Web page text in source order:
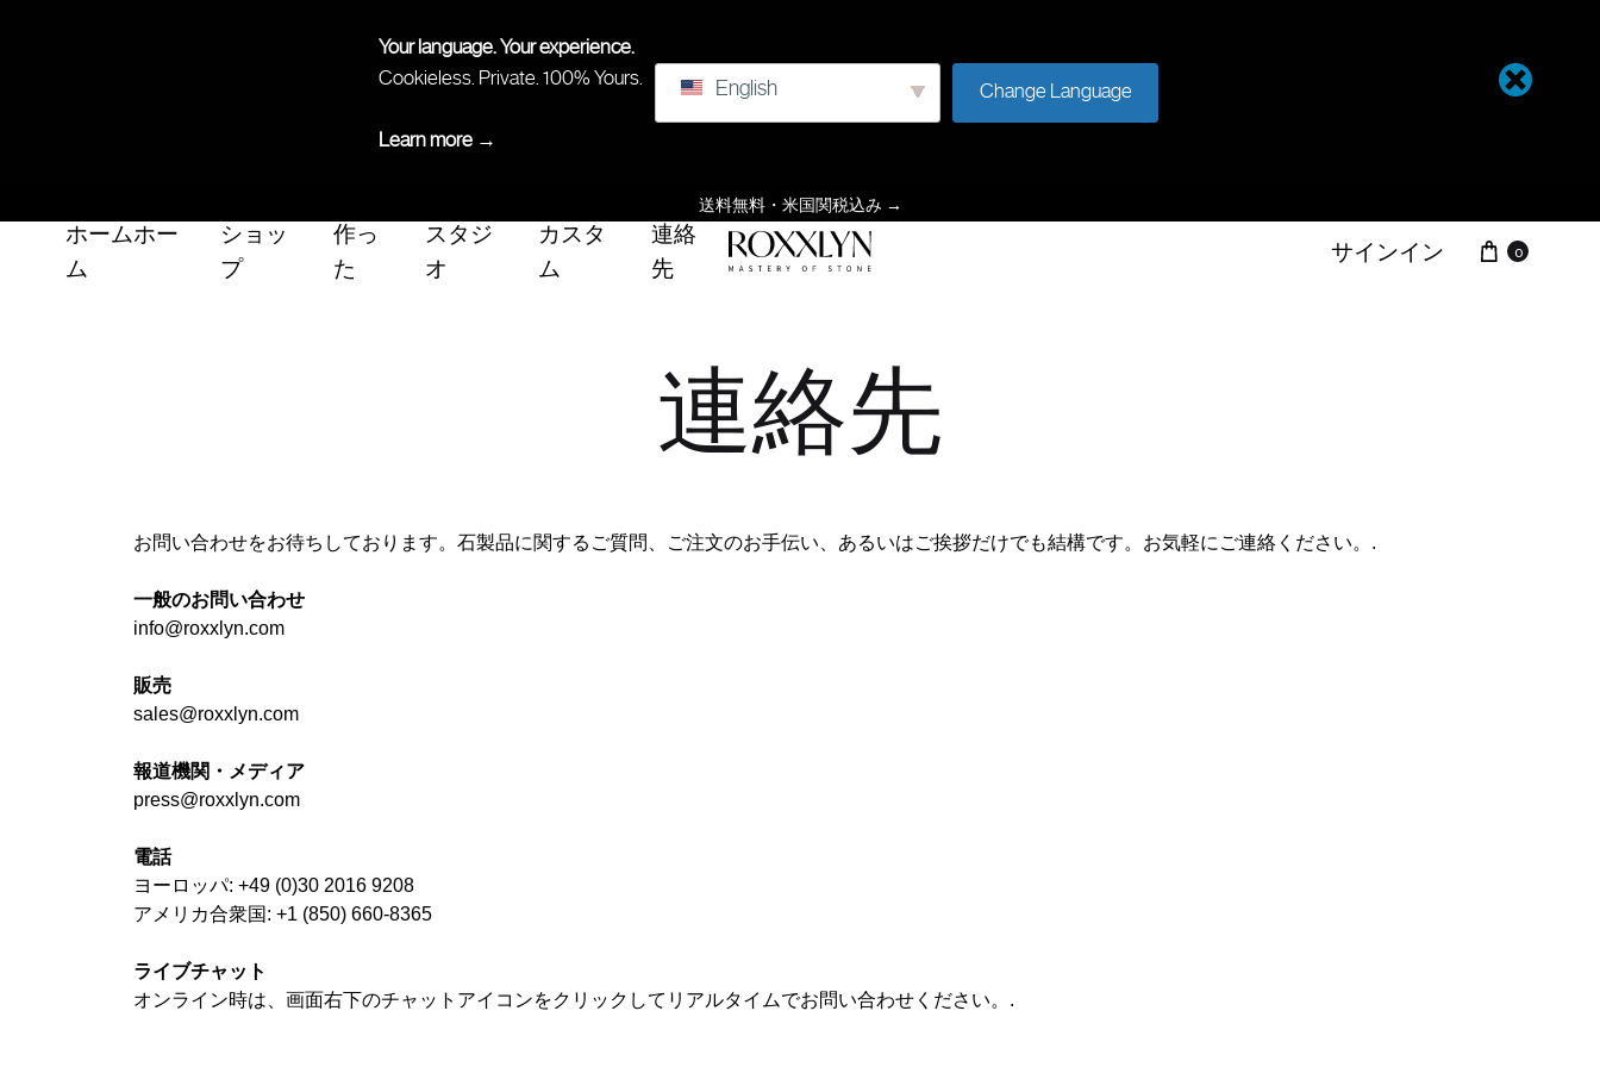
Your language. Your experience.
Cookieless. Private. 100% Yours.
Learn more →
English Change Language
送料無料・米国関税込み →
ホームホー
ム
ショッ
プ
作っ
た
スタジ
オ
カスタ
ム
連絡
先
得
サインイン 0
連絡先
お問い合わせをお待ちしております。石製品に関するご質問、ご注文のお手伝い、あるいはご挨拶だけでも結構です。お気軽にご連絡ください。.
一般のお問い合わせ
info@roxxlyn.com
販売
sales@roxxlyn.com
報道機関・メディア
press@roxxlyn.com
電話
ヨーロッパ: +49 (0)30 2016 9208
アメリカ合衆国: +1 (850) 660-8365
ライブチャット
オンライン時は、画面右下のチャットアイコンをクリックしてリアルタイムでお問い合わせください。.